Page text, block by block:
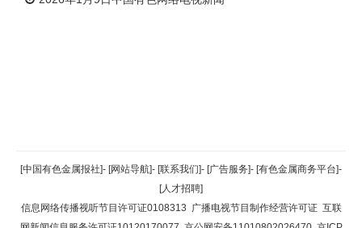
返回顶部
返回首页
[中国有色金属报社]- [网站导航]- [联系我们]- [广告服务]- [有色金属商务平台]-
[人才招聘]
信息网络传播视听节目许可证0108313 广播电视节目制作经营许可证 互联